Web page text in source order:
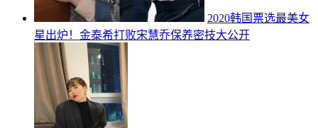
2020韩国票选最美女
星出炉！金泰希打败宋慧乔保养密技大公开